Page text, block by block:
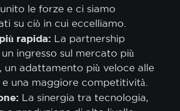
le forze e ci siamo
su ciò in cui eccelliamo.
rapida: La partnership
ingresso sul mercato più
un adattamento più veloce alle
una maggiore competitività.
La sinergia tra tecnologia,